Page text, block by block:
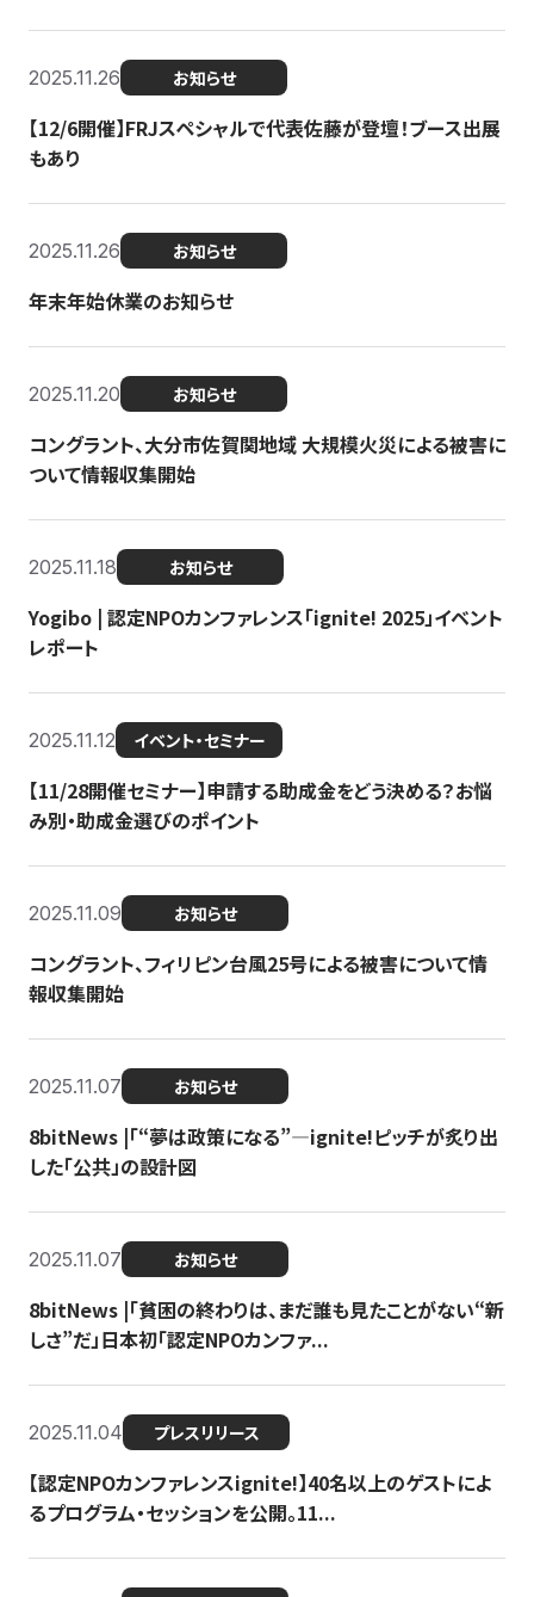
2025.11.26 お知らせ
【12/6開催】FRJスペシャルで代表佐藤が登壇！ブース出展
もあり
2025.11.26 お知らせ
年末年始休業のお知らせ
2025.11.20 お知らせ
コングラント、大分市佐賀関地域 大規模火災による被害に
ついて情報収集開始
2025.11.18 お知らせ
Yogibo | 認定NPOカンファレンス「ignite! 2025」イベント
レポート
2025.11.12 イベント・セミナー
【11/28開催セミナー】申請する助成金をどう決める？お悩
み別・助成金選びのポイント
2025.11.09 お知らせ
コングラント、フィリピン台風25号による被害について情
報収集開始
2025.11.07 お知らせ
8bitNews |「“夢は政策になる”—ignite!ピッチが炙り出
した「公共」の設計図
2025.11.07 お知らせ
8bitNews |「貧困の終わりは、まだ誰も見たことがない“新
しさ”だ」日本初「認定NPOカンファ...
2025.11.04 プレスリリース
【認定NPOカンファレンスignite!】40名以上のゲストによ
るプログラム・セッションを公開。11...